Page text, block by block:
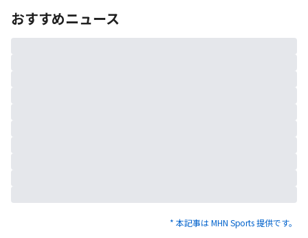
おすすめニュース
* 本記事は MHN Sports 提供です。